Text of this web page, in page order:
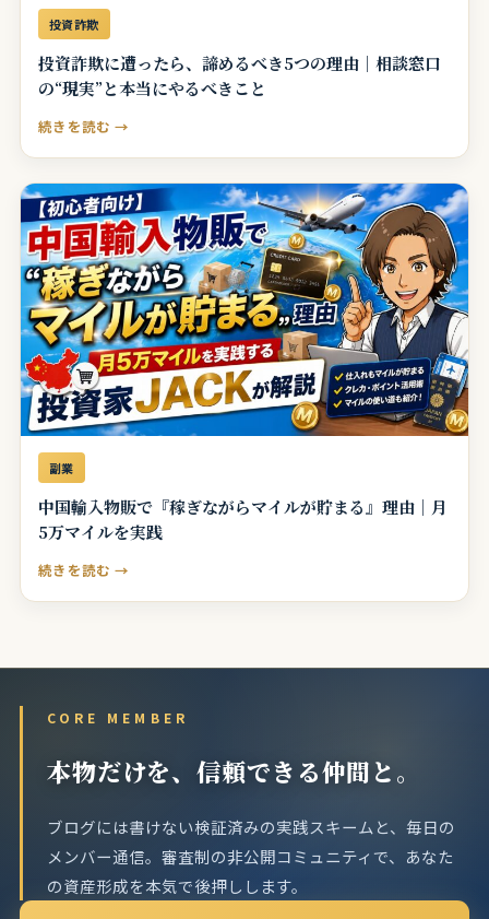
投資詐欺
投資詐欺に遭ったら、諦めるべき5つの理由｜相談窓口
の“現実”と本当にやるべきこと
続きを読む →
副業
中国輸入物販で『稼ぎながらマイルが貯まる』理由｜月
5万マイルを実践
続きを読む →
CORE MEMBER
本物だけを、信頼できる仲間と。
ブログには書けない検証済みの実践スキームと、毎日の
メンバー通信。 審査制の非公開コミュニティで、あなた
の資産形成を本気で後押しします。